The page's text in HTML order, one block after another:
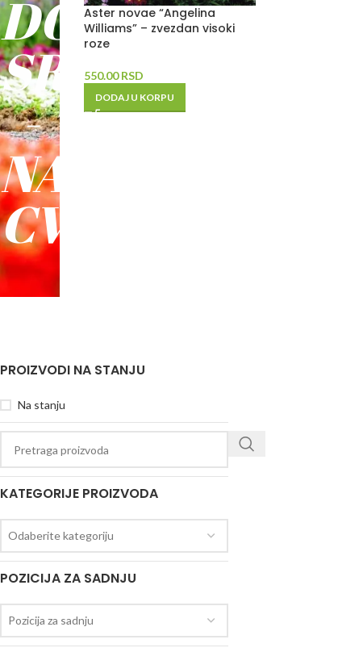
DO
SREĆE
-
NAŠE
CVEĆE
Aster novae “Angelina
Williams” – zvezdan visoki
roze
550.00RSD
DODAJ U KORPU
PROIZVODI NA STANJU
Na stanju
KATEGORIJE PROIZVODA
Odaberite kategoriju
POZICIJA ZA SADNJU
Pozicija za sadnju